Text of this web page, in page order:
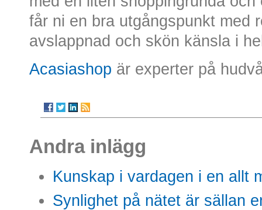
får ni en bra utgångspunkt med
avslappnad och skön känsla i
Acasiashop är experter på
Andra inlägg
Kunskap i vardagen i en allt
Synlighet på nätet är sällan